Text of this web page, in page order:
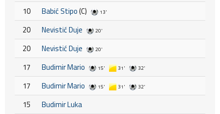
10 Babić Stipo(C) 13'
20 Nevistić Duje 20'
20 Nevistić Duje 20'
17 Budimir Mario 15' 31' 32'
17 Budimir Mario 15' 31' 32'
15
Budimir Luka